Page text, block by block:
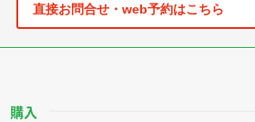
直接お問合せ・web予約はこちら
購入